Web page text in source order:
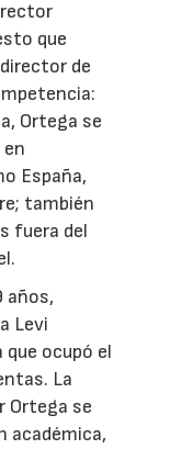
que
de
Ortega se
España,
también
fuera del
años,
Levi
ocupó el
La
Ortega se
académica,